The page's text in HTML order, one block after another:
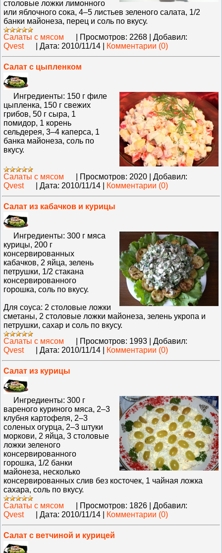
столовые ложки лимонного
или яблочного сока, 4–5 листьев зеленого салата, 1/2
банки майонеза, перец и соль по вкусу.
Салаты с мясом
Просмотров: 2268
Добавил:
Qvest
Дата: 2010/11/14 Комментарии (0)
Салат с цыпленком
Ингредиенты: 150 г филе
цыпленка, 150 г свежих
грибов, 50 г сыра, 1
помидор, 1 корень
сельдерея, 3–4 каперса, 1
банка майонеза, соль по
вкусу.
Салаты с мясом Просмотров: 2020
Добавил:
Qvest
Дата: 2010/11/14 Комментарии (0)
Салат из кабачков и курицы
Ингредиенты: 300 г мяса
курицы, 200 г
консервированных
кабачков, 2 яйца, зелень
петрушки, 1/2 стакана
консервированного
горошка, соль по вкусу.
Для соуса: 2 столовые ложки
сметаны, 2 столовые ложки майонеза, зелень укропа и
петрушки, сахар и соль по вкусу.
Салаты с мясом
Просмотров: 1993
Добавил:
Qvest
Дата: 2010/11/14 Комментарии (0)
Салат из курицы
Ингредиенты: 300 г
вареного куриного мяса, 2–3
клубня картофеля, 2–3
соленых огурца, 2–3 штуки
моркови, 2 яйца, 3 столовые
ложки зеленого
консервированного
горошка, 1/2 банки
майонеза, несколько
консервированных слив без косточек, 1 чайная ложка
сахара, соль по вкусу.
Салаты с мясом
Просмотров: 1826
Добавил:
Qvest
Дата: 2010/11/14 Комментарии (0)
Салат с ветчиной и курицей